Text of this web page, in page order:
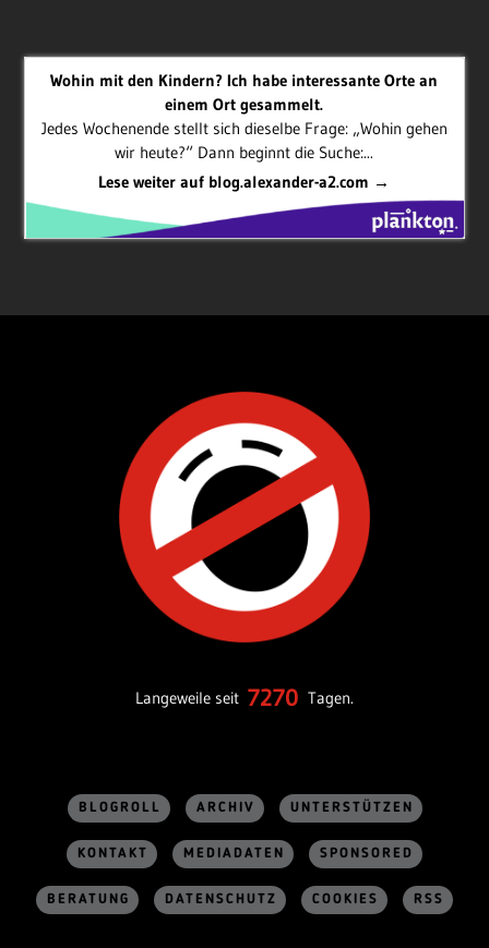
Wohin mit den Kindern? Ich habe interessante Orte an
einem Ort gesammelt.
Jedes Wochenende stellt sich dieselbe Frage: „Wohin gehen
wir heute?“ Dann beginnt die Suche:...
Lese weiter auf blog.alexander-a2.com →
Langeweile seit 7270 Tagen.
BLOGROLL ARCHIV UNTERSTÜTZEN
KONTAKT MEDIADATEN SPONSORED
BERATUNG DATENSCHUTZ COOKIES RSS